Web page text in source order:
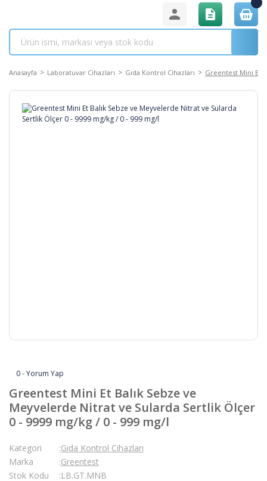
Anasayfa Laboratuvar Cihazları Gıda Kontrol Cihazları Greentest Mini Et
0 - Yorum Yap
Greentest Mini Et Balık Sebze ve
Meyvelerde Nitrat ve Sularda Sertlik Ölçer
0 - 9999 mg/kg / 0 - 999 mg/l
Kategori
Gıda Kontrol Cihazları
Marka
Greentest
Stok Kodu
LB.GT.MNB